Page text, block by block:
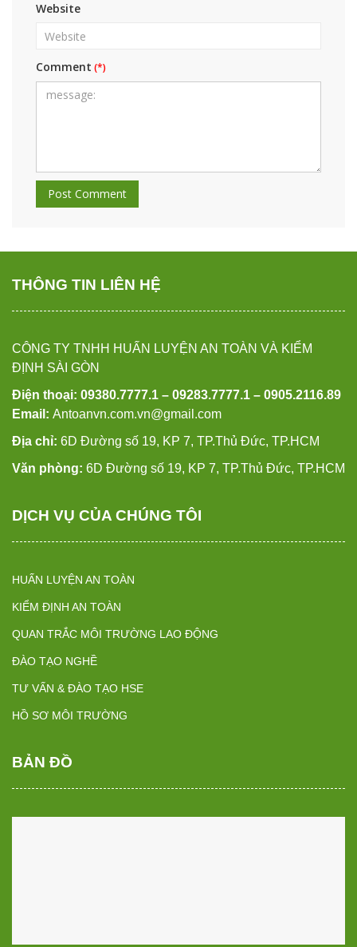
Website
Comment
THÔNG TIN LIÊN HỆ
CÔNG TY TNHH HUẤN LUYỆN AN TOÀN VÀ KIỂM
ĐỊNH SÀI GÒN
Điện thoại: 09380.7777.1 – 09283.7777.1 – 0905.2116.89
Email: Antoanvn.com.vn@gmail.com
Địa chỉ: 6D Đường số 19, KP 7, TP.Thủ Đức, TP.HCM
Văn phòng: 6D Đường số 19, KP 7, TP.Thủ Đức, TP.HCM
DỊCH VỤ CỦA CHÚNG TÔI
HUẤN LUYỆN AN TOÀN
KIỂM ĐỊNH AN TOÀN
QUAN TRẮC MÔI TRƯỜNG LAO ĐỘNG
ĐÀO TẠO NGHỀ
TƯ VẤN & ĐÀO TẠO HSE
HỒ SƠ MÔI TRƯỜNG
BẢN ĐỒ